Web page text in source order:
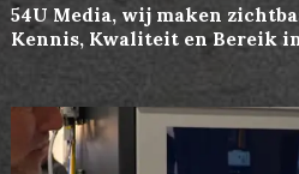
54U Media, wij maken
Kennis, Kwaliteit en Bereik